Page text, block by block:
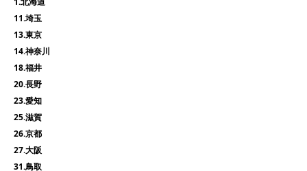
11.埼玉
13.東京
14.神奈川
18.福井
20.長野
23.愛知
25.滋賀
26.京都
27.大阪
31.鳥取